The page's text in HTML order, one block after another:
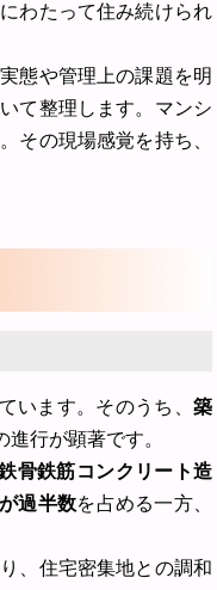
わたって住み続けられ
態や管理上の課題を明
て整理します。マンシ
その現場感覚を持ち、
います。そのうち、築
行が顕著です。
骨鉄筋コンクリート造
過半数を占める一方、
、住宅密集地との調和